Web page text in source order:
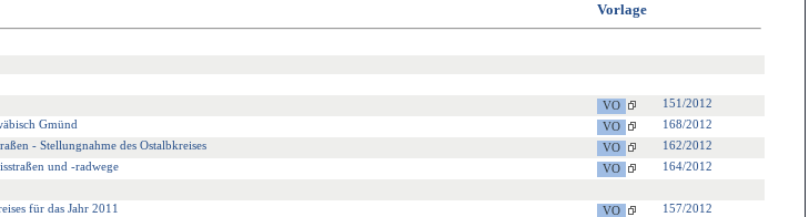
Vorlage
151/2012
Gmünd
168/2012
- Stellungnahme des Ostalbkreises
162/2012
und -radwege
164/2012
für das Jahr 2011
157/2012